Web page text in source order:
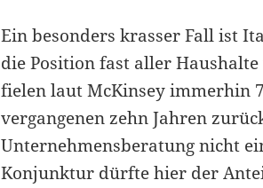
Ein besonders krasser Fall ist
die Position fast aller
fielen laut McKinsey immerhin
vergangenen zehn Jahren
Unternehmensberatung nicht
Konjunktur dürfte hier der